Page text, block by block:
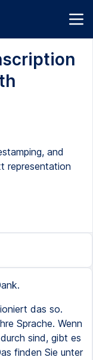
and
representation
das so.
Sprache. Wenn
sind, gibt es
finden Sie unter